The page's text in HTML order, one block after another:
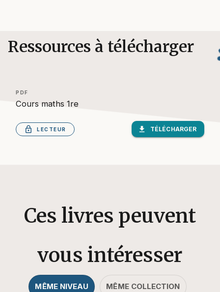
Ressources à télécharger
PDF
Cours maths 1re
lock_outlinedLECTEUR download TÉLÉCHARGER
Ces livres peuvent
vous intéresser
MÊME NIVEAU MÊME COLLECTION